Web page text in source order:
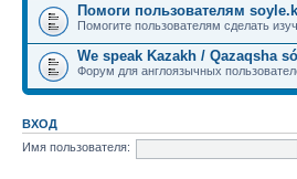
Помоги пользователям
Помогите пользователям сделать
We speak Kazakh / Qazaqsha
Форум для англоязычных
ВХОД
Имя пользователя: